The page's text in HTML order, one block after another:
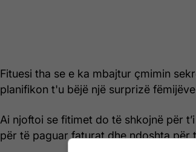
Fituesi tha se e ka mbajtur çmimin
planifikon t'u bëjë një surprizë
Ai njoftoi se fitimet do të shkojnë për
për të paguar faturat dhe ndoshta për